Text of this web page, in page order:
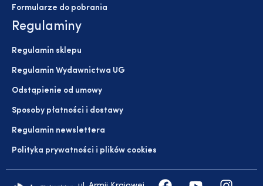
Formularze do pobrania
Regulaminy
Regulamin sklepu
Regulamin Wydawnictwa UG
Odstąpienie od umowy
Sposoby płatności i dostawy
Regulamin newslettera
Polityka prywatności i plików cookies